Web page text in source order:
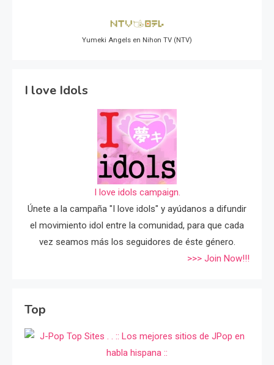
Yumeki Angels en Nihon TV (NTV)
I love Idols
I love idols campaign.
Únete a la campaña "I love idols" y ayúdanos a difundir
el movimiento idol entre la comunidad, para que cada
vez seamos más los seguidores de éste género.
>>> Join Now!!!
Top